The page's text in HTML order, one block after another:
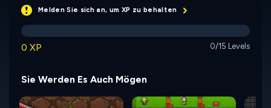
Melden Sie sich an, um XP zu behalten
0 XP 0/15 Levels
Sie Werden Es Auch Mögen